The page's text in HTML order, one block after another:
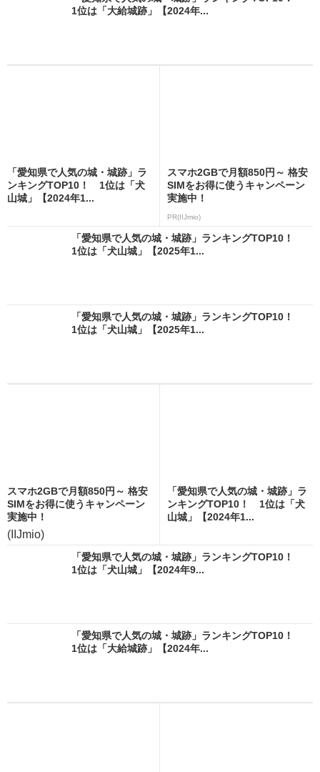
1位は「大給城跡」【2024年...
「愛知県で人気の城・城跡」ラ
ンキングTOP10！ 1位は「犬
山城」【2024年1...
スマホ2GBで月額850円～ 格安
SIMをお得に使うキャンペーン
実施中！
PR(IIJmio)
「愛知県で人気の城・城跡」ランキングTOP10！
1位は「犬山城」【2025年1...
「愛知県で人気の城・城跡」ランキングTOP10！
1位は「犬山城」【2025年1...
スマホ2GBで月額850円～ 格安
SIMをお得に使うキャンペーン
実施中！
(IIJmio)
「愛知県で人気の城・城跡」ラ
ンキングTOP10！ 1位は「犬
山城」【2024年1...
「愛知県で人気の城・城跡」ランキングTOP10！
1位は「犬山城」【2024年9...
「愛知県で人気の城・城跡」ランキングTOP10！
1位は「大給城跡」【2024年...